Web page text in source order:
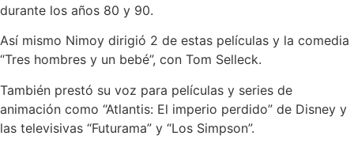
durante los años 80 y 90.
Así mismo Nimoy dirigió 2 de estas películas y la comedia
“Tres hombres y un bebé”, con Tom Selleck.
También prestó su voz para películas y series de
animación como “Atlantis: El imperio perdido” de Disney y
las televisivas “Futurama” y “Los Simpson”.